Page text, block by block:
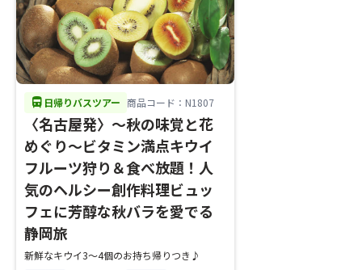
directions_bus 日帰りバスツアー 商品コード：N1807
〈名古屋発〉～秋の味覚と花
めぐり～ビタミン満点キウイ
フルーツ狩り＆食べ放題！人
気のヘルシー創作料理ビュッ
フェに芳醇な秋バラを愛でる
静岡旅
新鮮なキウイ3～4個のお持ち帰りつき♪